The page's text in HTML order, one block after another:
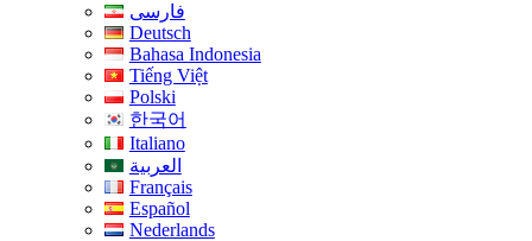
فارسی
Deutsch
Bahasa Indonesia
Tiếng Việt
Polski
한국어
Italiano
العربية
Français
Español
Nederlands